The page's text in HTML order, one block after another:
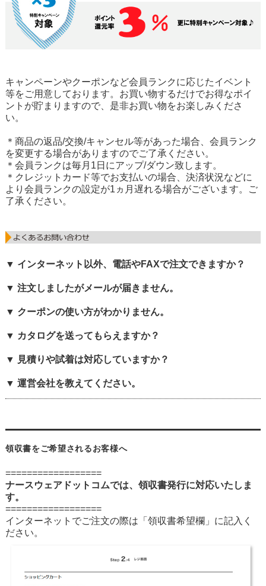
キャンペーンやクーポンなど会員ランクに応じたイベント
等をご用意しております。お買い物するだけでお得なポイ
ントが貯まりますので、是非お買い物をお楽しみくださ
い。
＊商品の返品/交換/キャンセル等があった場合、会員ランク
を変更する場合がありますのでご了承ください。
＊会員ランクは毎月1日にアップ/ダウン致します。
＊クレジットカード等でお支払いの場合、決済状況などに
より会員ランクの設定が1ヵ月遅れる場合がございます。ご
了承ください。
▼ インターネット以外、電話やFAXで注文できますか？
▼ 注文しましたがメールが届きません。
▼ クーポンの使い方がわかりません。
▼ カタログを送ってもらえますか？
▼ 見積りや試着は対応していますか？
▼ 運営会社を教えてください。
領収書をご希望されるお客様へ
==================
ナースウェアドットコムでは、領収書発行に対応いたしま
す。
==================
インターネットでご注文の際は「領収書希望欄」に記入く
ださい。